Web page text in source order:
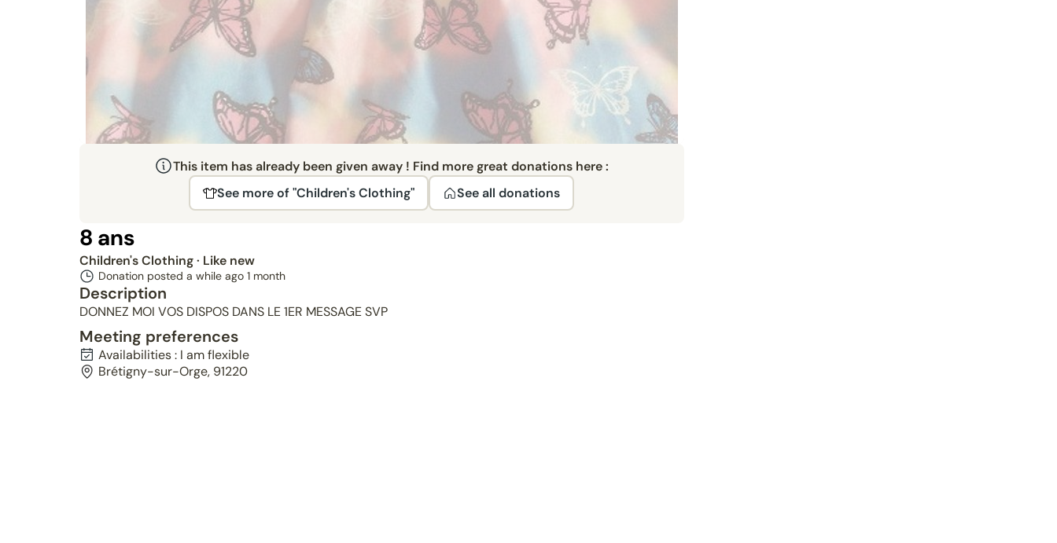
This item has already been given away ! Find more great donations here :
See more of "Children's Clothing"
See all donations
8 ans
Children's Clothing· Like new
Donation posted a while ago 1 month
Description
DONNEZ MOI VOS DISPOS DANS LE 1ER MESSAGE SVP
Meeting preferences
Availabilities : I am flexible
Brétigny-sur-Orge, 91220